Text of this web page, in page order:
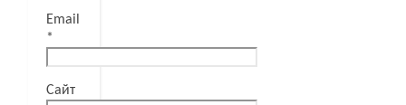
Email
*
Сайт